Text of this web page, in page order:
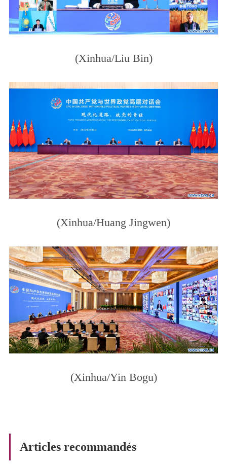
(Xinhua/Liu Bin)
(Xinhua/Huang Jingwen)
(Xinhua/Yin Bogu)
Articles recommandés